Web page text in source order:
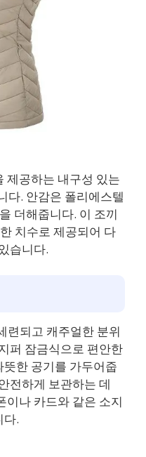
제공하는 내구성 있는
다. 안감은 폴리에스텔
더해줍니다. 이 조끼
치수로 제공되어 다
습니다.
련되고 캐주얼한 분위
퍼 잠금식으로 편안한
한 공기를 가두어줍
전하게 보관하는 데
이나 카드와 같은 소지
다.